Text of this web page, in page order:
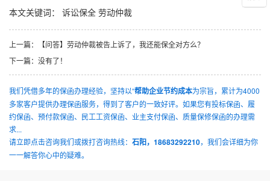
本文关键词： 诉讼保全 劳动仲裁
上一篇：
【问答】劳动仲裁被告上诉了，我还能保全对方么？
下一篇： 没有了！
我们凭借多年的保函办理经验，坚持以“帮助企业节约成本为宗旨，累计为4000
多家客户提供办理保函服务，得到了客户的一致好评。如果您有投标保函、履
约保函、预付款保函、民工工资保函、业主支付保函、质量保修保函的办理需
求...
请立即点击咨询我们或拨打咨询热线： 石阳，18683292210，我们会详细为你
一一解答你心中的疑难。